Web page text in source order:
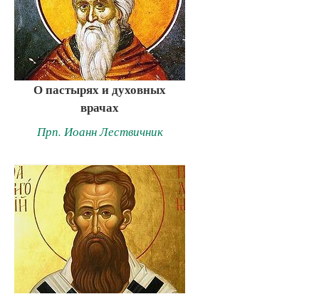
О пастырях и духовных
врачах
Прп. Иоанн Лествичник